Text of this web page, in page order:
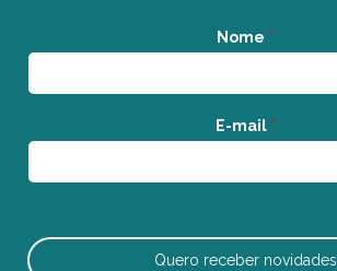
Nome *
E-mail *
Quero receber novidades